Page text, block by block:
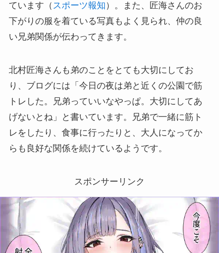
ています（ スポーツ報知 ）。また、匠海さんのお
下がりの服を着ている写真もよく見られ、仲の良
い兄弟関係が伝わってきます。
北村匠海さんも弟のことをとても大切にしてお
り、ブログには「今日の夜は弟と近くの公園で筋
トレした。兄弟っていいなやっぱ。大切にしてあ
げないとね」と書いています。兄弟で一緒に筋ト
レをしたり、食事に行ったりと、大人になってか
らも良好な関係を続けているようです。
スポンサーリンク